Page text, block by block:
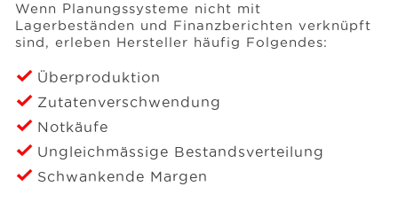
Wenn Planungssysteme nicht mit
Lagerbeständen und Finanzberichten verknüpft
sind, erleben Hersteller häufig Folgendes:
Überproduktion
Zutatenverschwendung
Notkäufe
Ungleichmässige Bestandsverteilung
Schwankende Margen